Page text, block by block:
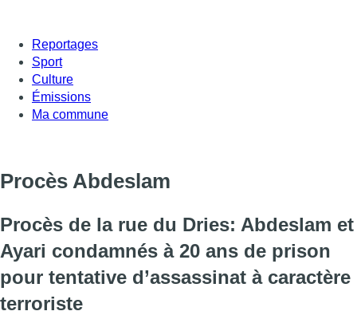
Reportages
Sport
Culture
Émissions
Ma commune
Procès Abdeslam
Procès de la rue du Dries: Abdeslam et
Ayari condamnés à 20 ans de prison
pour tentative d’assassinat à caractère
terroriste